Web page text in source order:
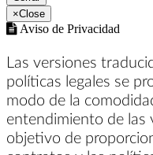
×Close
Aviso de Privacidad
Las versiones
políticas legales se
modo de la
entendimiento de las
objetivo de